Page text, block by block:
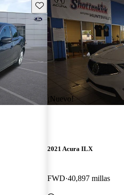
Guarda este Aviso
¡Nuevo!
2021 Acura ILX
FWD 40,897 millas